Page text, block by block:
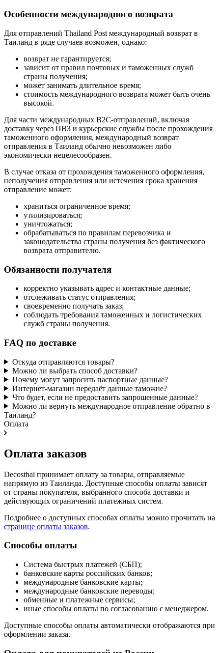
Особенности международного возврата
Для отправлений Thailand Post международный возврат в
Таиланд в ряде случаев возможен, однако:
возврат не гарантируется;
зависит от правил почтовых и таможенных служб
страны получения;
может занимать длительное время;
стоимость международного возврата может быть очень
высокой.
Для части международных B2C-отправлений, включая
доставку через ПВЗ и курьерские службы после прохождения
таможенного оформления, международный возврат
отправления в Таиланд обычно невозможен либо
экономически нецелесообразен.
В случае отказа от прохождения таможенного оформления,
неполучения отправления или истечения срока хранения
отправление может:
храниться ограниченное время;
утилизироваться;
уничтожаться;
обрабатываться по правилам перевозчика и
законодательства страны получения без фактического
возврата отправителю.
Обязанности получателя
корректно указывать адрес и контактные данные;
отслеживать статус отправления;
своевременно получать заказ;
соблюдать требования таможенных и логистических
служб страны получения.
FAQ по доставке
Откуда отправляются товары?
Можно ли выбрать способ доставки?
Почему могут запросить паспортные данные?
Интернет-магазин передаёт данные таможне?
Что будет, если не предоставить запрошенные данные?
Можно ли вернуть международное отправление обратно в
Таиланд?
Оплата
Оплата заказов
Decosthai принимает оплату за товары, отправляемые
напрямую из Таиланда. Доступные способы оплаты зависят
от страны покупателя, выбранного способа доставки и
действующих ограничений платежных систем.
Подробнее о доступных способах оплаты можно прочитать на
странице оплаты заказов.
Способы оплаты
Система быстрых платежей (СБП);
банковские карты российских банков;
международные банковские карты;
международные банковские переводы;
обменные и платежные сервисы;
иные способы оплаты по согласованию с менеджером.
Доступные способы оплаты автоматически отображаются при
оформлении заказа.